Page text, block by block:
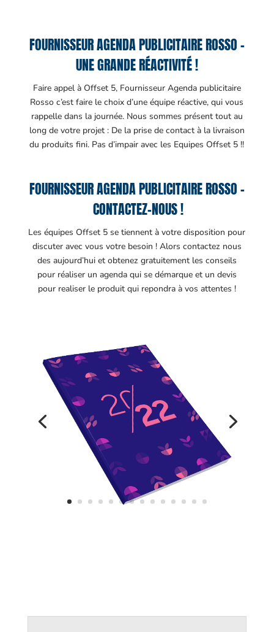
FOURNISSEUR AGENDA PUBLICITAIRE ROSSO –
UNE GRANDE RÉACTIVITÉ !
Faire appel à Offset 5, Fournisseur Agenda publicitaire
Rosso c’est faire le choix d’une équipe réactive, qui vous
rappelle dans la journée. Nous sommes présent tout au
long de votre projet : De la prise de contact à la livraison
du produits fini. Pas d’impair avec les Equipes Offset 5 !!
FOURNISSEUR AGENDA PUBLICITAIRE ROSSO –
CONTACTEZ-NOUS !
Les équipes Offset 5 se tiennent à votre disposition pour
discuter avec vous votre besoin ! Alors contactez nous
des aujourd’hui et obtenez gratuitement les conseils
pour réaliser un agenda qui se démarque et un devis
pour realiser le produit qui repondra à vos attentes !